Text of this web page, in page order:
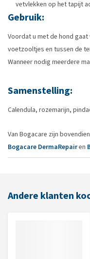
vetvlekken op het tapijt
Gebruik:
Voordat u met de hond
voetzooltjes en tussen de
Wanneer nodig meerdere
Samenstelling:
Calendula, rozemarijn,
Van Bogacare zijn
Bogacare DermaRepairen
Andere klanten